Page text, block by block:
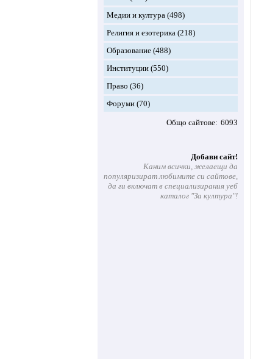
Медии и култура (498)
Религия и езотерика (218)
Образование (488)
Институции (550)
Право (36)
Форуми (70)
Общо сайтове 6093
Добави сайт!
Каним всички, желаещи да
популяризират любимите си сайтове,
да ги включат в специализирания уеб
каталог "За култура"!